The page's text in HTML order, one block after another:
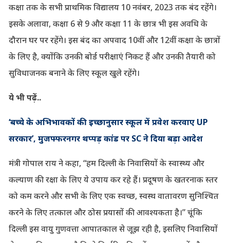
कक्षा तक के सभी प्राथमिक विद्यालय 10 नवंबर, 2023 तक बंद रहेंगे।
इसके अलावा, कक्षा 6 से 9 और कक्षा 11 के छात्र भी इस अवधि के
दौरान घर पर रहेंगे। इस बंद का अपवाद 10वीं और 12वीं कक्षा के छात्रों
के लिए है, क्योंकि उनकी बोर्ड परीक्षाएं निकट हैं और उनकी तैयारी को
सुविधाजनक बनाने के लिए स्कूल खुले रहेंगे।
ये भी पढ़ें..
‘बच्चे के अभिभावकों की इच्छानुसार स्कूल में प्रवेश करवाए UP
सरकार’, मुजफ्फरनगर थप्पड़ कांड पर SC ने दिया बड़ा आदेश
मंत्री गोपाल राय ने कहा, “हम दिल्ली के निवासियों के स्वास्थ्य और
कल्याण की रक्षा के लिए ये उपाय कर रहे हैं। प्रदूषण के खतरनाक स्तर
को कम करने और सभी के लिए एक स्वच्छ, स्वस्थ वातावरण सुनिश्चित
करने के लिए तत्काल और ठोस प्रयासों की आवश्यकता है।” चूंकि
दिल्ली इस वायु गुणवत्ता आपातकाल से जूझ रही है, इसलिए निवासियों